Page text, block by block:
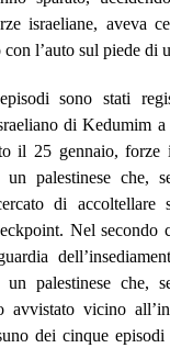
israeliane, aveva
con l’auto sul piede di
sono stati
di Kedumim
il 25 gennaio, forze
un palestinese che,
di accoltellare
. Nel secondo
un palestinese che,
avvistato vicino
dei cinque episodi